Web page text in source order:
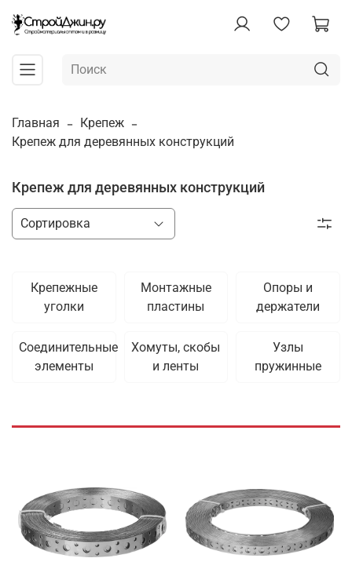
Главная
Крепеж
Крепеж для деревянных конструкций
Крепеж для деревянных конструкций
Крепежные
уголки
Монтажные
пластины
Опоры и
держатели
Соединительные
элементы
Хомуты, скобы
и ленты
Узлы
пружинные